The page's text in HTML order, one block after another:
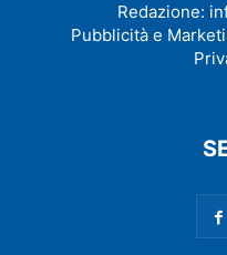
Redazione:
Pubblicità e